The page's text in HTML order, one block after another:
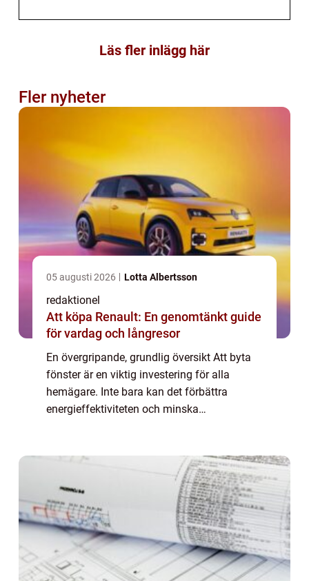
Läs fler inlägg här
Fler nyheter
05 augusti 2026 Lotta Albertsson
redaktionel
Att köpa Renault: En genomtänkt guide
för vardag och långresor
En övergripande, grundlig översikt Att byta
fönster är en viktig investering för alla
hemägare. Inte bara kan det förbättra
energieffektiviteten och minska
det eg...